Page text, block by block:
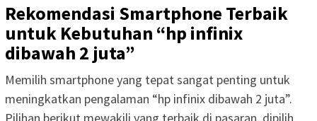
Rekomendasi Smartphone Terbaik
untuk Kebutuhan “hp infinix
dibawah 2 juta”
Memilih smartphone yang tepat sangat penting untuk
meningkatkan pengalaman “hp infinix dibawah 2 juta”.
Pilihan berikut mewakili yang terbaik di pasaran, dipilih